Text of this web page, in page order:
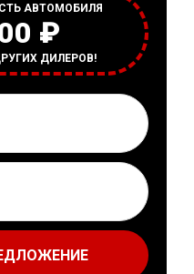
АВТОМОБИЛЯ
₽
ДИЛЕРОВ!